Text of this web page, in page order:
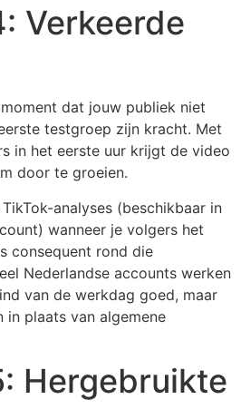
Verkeerde
dat jouw publiek niet
testgroep zijn kracht. Met
in het eerste uur krijgt de video
door te groeien.
analyses (beschikbaar in
wanneer je volgers het
consequent rond die
Nederlandse accounts werken
van de werkdag goed, maar
in plaats van algemene
Hergebruikte